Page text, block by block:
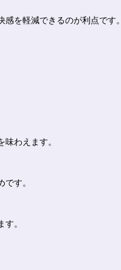
を軽減できるのが利点です。
わえます。
す。
。